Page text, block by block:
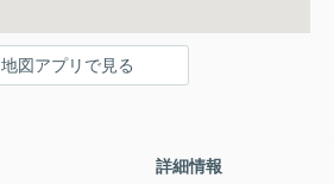
地図アプリで見る
詳細情報